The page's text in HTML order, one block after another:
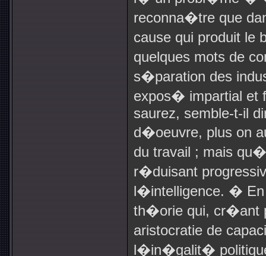
reconna�tre que
cause qui produit le
quelques mots de
s�paration des
expos� impartial
saurez, semble-t-il
d�oeuvre, plus on
du travail ; mais
r�duisant
l�intelligence. �
th�orie qui, cr�ant
aristocratie de
l�in�galit�